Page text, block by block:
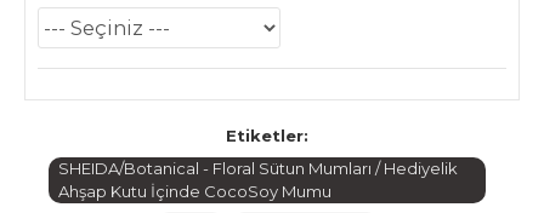
Etiketler:
SHEIDA/Botanical - Floral Sütun Mumları / Hediyelik
Ahşap Kutu İçinde CocoSoy Mumu